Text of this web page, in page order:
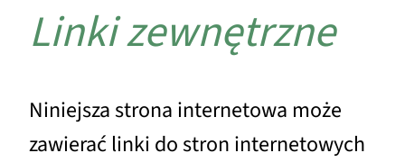
Linki zewnętrzne
Niniejsza strona internetowa może
zawierać linki do stron internetowych